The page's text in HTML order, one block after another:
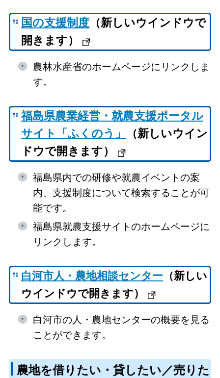
国の支援制度 （新しいウインドウで
開きます）
農林水産省のホームページにリンクしま
す。
福島県農業経営・就農支援ポータル
サイト「ふくのう」
（新しいウイン
ドウで開きます）
福島県内での研修や就農イベントの案
内、支援制度について検索することが可
能です。
福島県就農支援サイトのホームページに
リンクします。
白河市人・農地相談センター （新しい
ウインドウで開きます）
白河市の人・農地センターの概要を見る
ことができます。
農地を借りたい・貸したい／売りた